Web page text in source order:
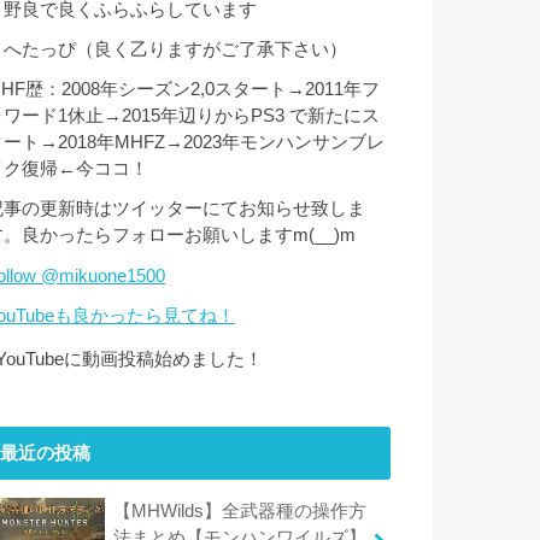
野良で良くふらふらしています
へたっぴ（良く乙りますがご了承下さい）
歴：2008年シーズン2,0スタート→2011年フ
ワード1休止→2015年辺りからPS3 で新たにス
ート→2018年MHFZ→2023年モンハンサンブレ
ク復帰←今ココ！
事の更新時はツイッターにてお知らせ致しま
。良かったらフォローお願いしますm(__)m
@mikuone1500
も良かったら見てね！
に動画投稿始めました！
最近の投稿
【MHWilds】全武器種の操作方